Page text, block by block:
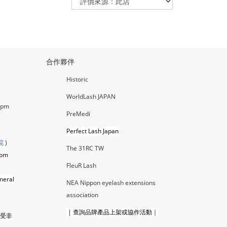
)
非
合作夥伴
Historic
WorldLash JAPAN
PreMedi
Perfect Lash Japan
The 31RC TW
FleuR Lash
NEA Nippon eyelash extensions
association
| 查詢品牌產品上架或協作活動｜